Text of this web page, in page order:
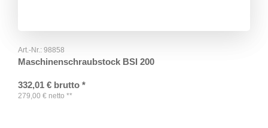
Art.-Nr.: 98858
Maschinenschraubstock BSI 200
332,01 € brutto *
279,00 € netto **